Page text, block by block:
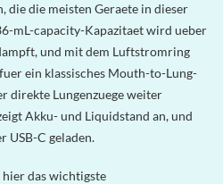
die meisten Geraete in dieser
mL-capacity-Kapazitaet wird ueber
und mit dem Luftstromring
ein klassisches Mouth-to-Lung-
direkte Lungenzuege weiter
Akku- und Liquidstand an, und
USB-C geladen.
das wichtigste